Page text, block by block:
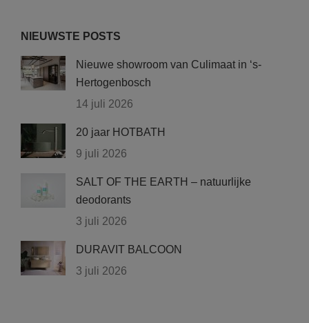
NIEUWSTE POSTS
Nieuwe showroom van Culimaat in ‘s-
Hertogenbosch
14 juli 2026
20 jaar HOTBATH
9 juli 2026
SALT OF THE EARTH – natuurlijke
deodorants
3 juli 2026
DURAVIT BALCOON
3 juli 2026